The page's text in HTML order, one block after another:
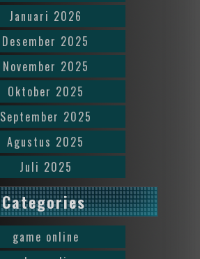
Januari 2026
Desember 2025
November 2025
Oktober 2025
September 2025
Agustus 2025
Juli 2025
Categories
game online